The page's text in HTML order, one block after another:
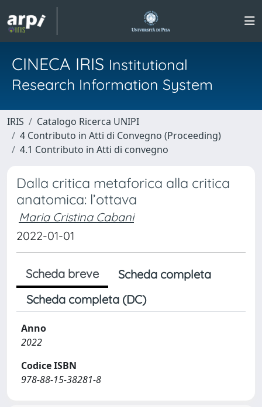
CINECA IRIS Institutional
Research Information System
IRIS
Catalogo Ricerca UNIPI
4 Contributo in Atti di Convegno (Proceeding)
4.1 Contributo in Atti di convegno
Dalla critica metaforica alla critica
anatomica: l’ottava
Maria Cristina Cabani
2022-01-01
Scheda breve
Scheda completa
Scheda completa (DC)
Anno
2022
Codice ISBN
978-88-15-38281-8